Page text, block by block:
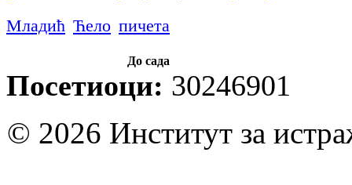
Младић Ћело пичета
До сада
Посетиоци: 30246901
© 2026 Институт за